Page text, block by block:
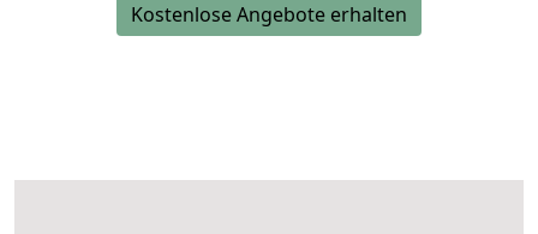
Kostenlose Angebote erhalten